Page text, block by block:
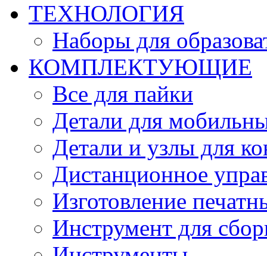
ТЕХНОЛОГИЯ
Наборы для
КОМПЛЕКТУЮЩИЕ
Все для пайки
Детали для
Детали и узлы для
Дистанционное
Изготовление
Инструмент для